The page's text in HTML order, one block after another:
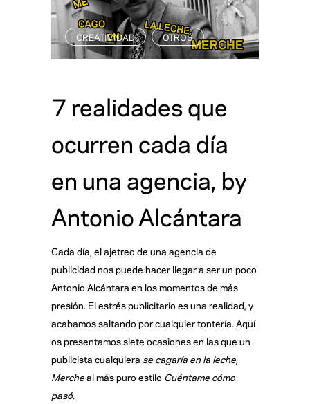
CREATIVIDAD , OTROS
7 realidades que
ocurren cada día
en una agencia, by
Antonio Alcántara
Cada día, el ajetreo de una agencia de
publicidad nos puede hacer llegar a ser un poco
Antonio Alcántara en los momentos de más
presión. El estrés publicitario es una realidad, y
acabamos saltando por cualquier tontería. Aquí
os presentamos siete ocasiones en las que un
publicista cualquiera se cagaría en la leche,
Mercheal más puro estilo Cuéntame cómo
pasó.